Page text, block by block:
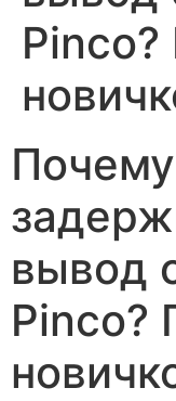
Pinco?
Почему
вывод
Pinco?